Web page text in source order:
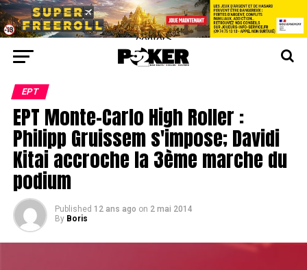
center>
EPT
EPT Monte-Carlo High Roller :
Philipp Gruissem s'impose; Davidi
Kitai accroche la 3ème marche du
podium
Published 12 ans ago on 2 mai 2014
By Boris